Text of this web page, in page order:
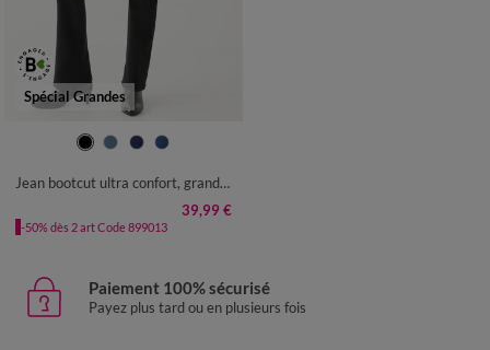
Spécial Grandes
38 40 42 44
Jean bootcut ultra confort, grande stature
39,99 €
-50% dès 2 art Code 899013
Paiement 100% sécurisé
Payez plus tard ou en plusieurs fois